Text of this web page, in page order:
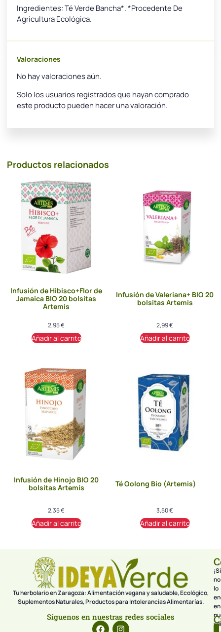
Ingredientes: Té Verde Bancha*. *Procedente De
Agricultura Ecológica.
Valoraciones
No hay valoraciones aún.
Solo los usuarios registrados que hayan comprado
este producto pueden hacer una valoración.
Productos relacionados
Infusión de Hibisco+Flor de
Jamaica BIO 20 bolsitas
Artemis
2,95€
Añadir al carrito
Infusión de Valeriana+ BIO 20
bolsitas Artemis
2,99€
Añadir al carrito
Infusión de Hinojo BIO 20
bolsitas Artemis
2,35€
Añadir al carrito
Té Oolong Bio (Artemis)
3,50€
Añadir al carrito
Tu herbolario en Zaragoza: Alimentación vegana y saludable, Ecológico,
Suplementos Naturales, Productos para Intolerancias Alimentarías.
Síguenos en nuestras redes sociales
¡Si
no
lo
en